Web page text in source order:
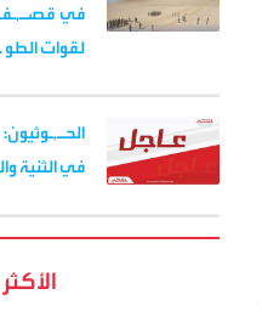
في
لقوات الطو
في الثنية